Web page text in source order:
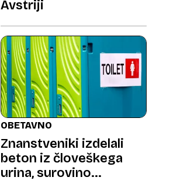
Avstriji
OBETAVNO
Znanstveniki izdelali
beton iz človeškega
urina, surovino